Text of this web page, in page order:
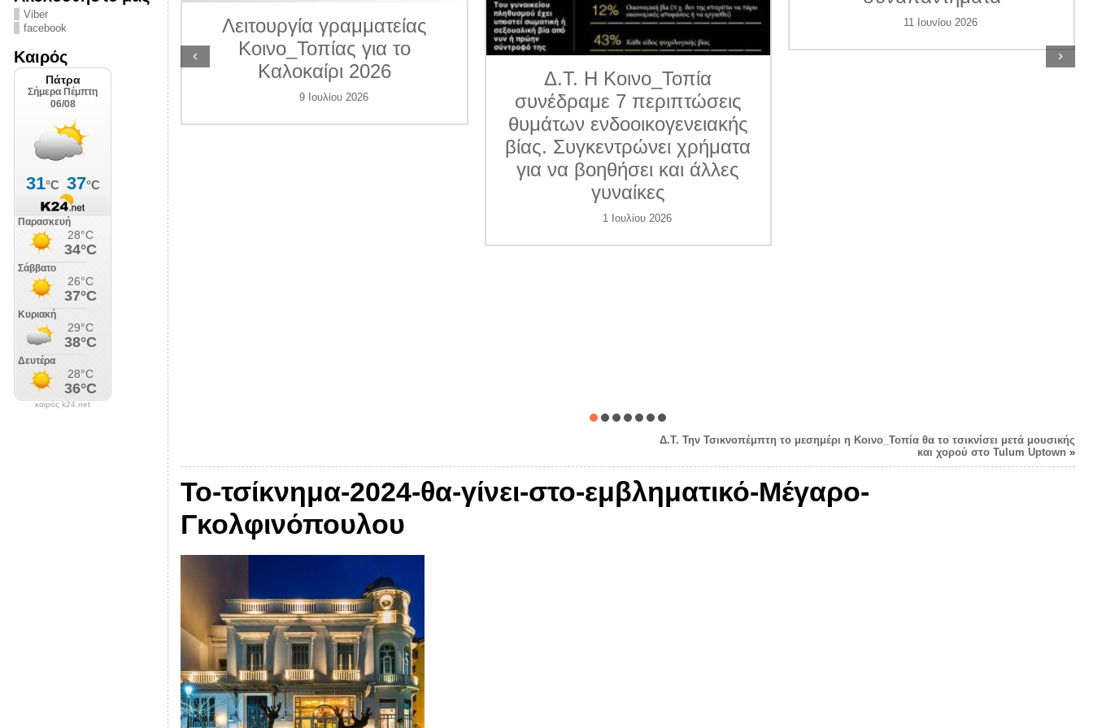
Viber
facebook
Καιρός
καιρός k24.net
Ιουλίου 2026
Λειτουργία γραμματείας
Κοινο_Τοπίας για το
Καλοκαίρι 2026
9 Ιουλίου 2026
Δ.Τ. Η Κοινο_Τοπία
συνέδραμε 7 περιπτώσεις
θυμάτων ενδοοικογενειακής
βίας. Συγκεντρώνει χρήματα
για να βοηθήσει και άλλες
γυναίκες
1 Ιουλίου 2026
11 Ιουνίου 2026
‹ ›
Δ.Τ. Την Τσικνοπέμπτη το μεσημέρι η Κοινο_Τοπία θα το τσικνίσει μετά μουσικής
και χορού στο Tulum Uptown »
Το-τσίκνημα-2024-θα-γίνει-στο-εμβληματικό-Μέγαρο-
Γκολφινόπουλου